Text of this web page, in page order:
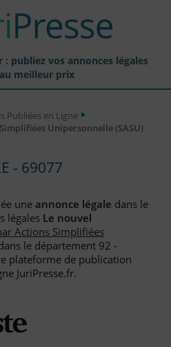
: publiez vos annonces légales
meilleur prix
Légales
d'Annonces Légales
Publiées en Ligne
Unipersonnelle (SASU)
- 69077
une annonce légale dans le
légales Le nouvel
Actions Simplifiées
le département 92 -
plateforme de publication
JuriPresse.fr.